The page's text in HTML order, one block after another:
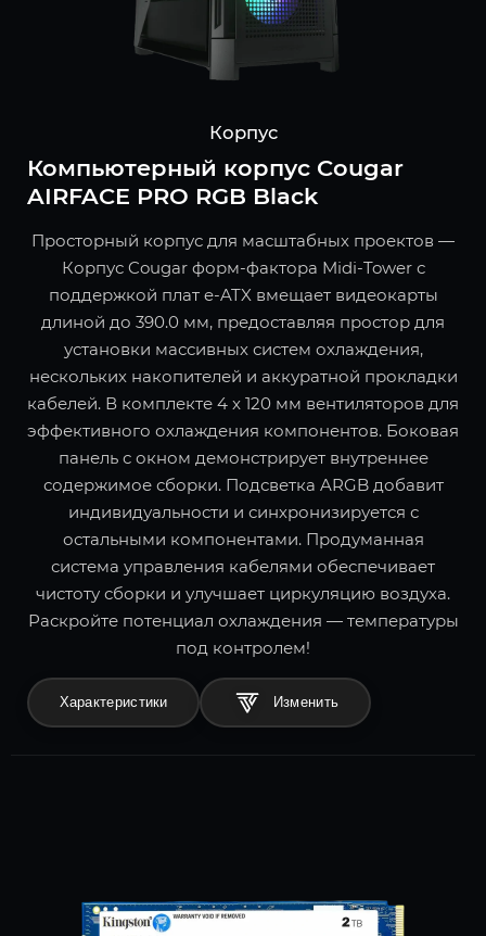
Корпус
Компьютерный корпус Cougar
AIRFACE PRO RGB Black
Просторный корпус для масштабных проектов —
Корпус Cougar форм-фактора Midi-Tower с
поддержкой плат e-ATX вмещает видеокарты
длиной до 390.0 мм, предоставляя простор для
установки массивных систем охлаждения,
нескольких накопителей и аккуратной прокладки
кабелей. В комплекте 4 x 120 мм вентиляторов для
эффективного охлаждения компонентов. Боковая
панель с окном демонстрирует внутреннее
содержимое сборки. Подсветка ARGB добавит
индивидуальности и синхронизируется с
остальными компонентами. Продуманная
система управления кабелями обеспечивает
чистоту сборки и улучшает циркуляцию воздуха.
Раскройте потенциал охлаждения — температуры
под контролем!
Характеристики